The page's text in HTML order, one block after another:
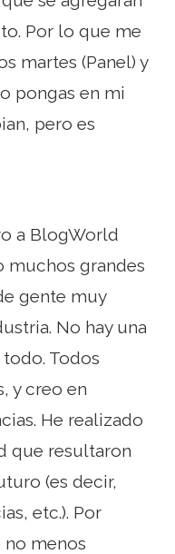
Por lo que me
martes (Panel) y
pongas en mi
pero es
a BlogWorld
muchos grandes
gente muy
No hay una
Todos
y creo en
He realizado
que resultaron
(es decir,
etc.). Por
menos